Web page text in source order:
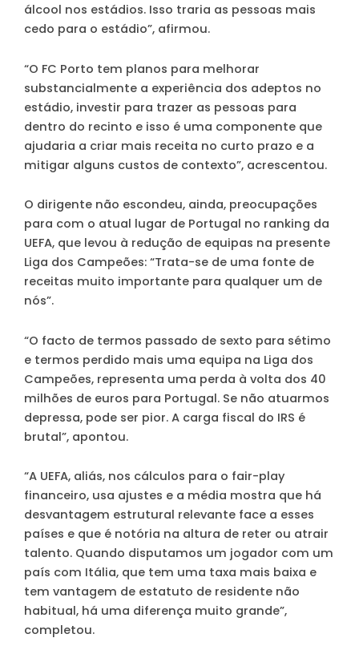
álcool nos estádios. Isso traria as pessoas mais
cedo para o estádio”, afirmou.
“O FC Porto tem planos para melhorar
substancialmente a experiência dos adeptos no
estádio, investir para trazer as pessoas para
dentro do recinto e isso é uma componente que
ajudaria a criar mais receita no curto prazo e a
mitigar alguns custos de contexto”, acrescentou.
O dirigente não escondeu, ainda, preocupações
para com o atual lugar de Portugal no ranking da
UEFA, que levou à redução de equipas na presente
Liga dos Campeões: “Trata-se de uma fonte de
receitas muito importante para qualquer um de
nós”.
“O facto de termos passado de sexto para sétimo
e termos perdido mais uma equipa na Liga dos
Campeões, representa uma perda à volta dos 40
milhões de euros para Portugal. Se não atuarmos
depressa, pode ser pior. A carga fiscal do IRS é
brutal”, apontou.
“A UEFA, aliás, nos cálculos para o fair-play
financeiro, usa ajustes e a média mostra que há
desvantagem estrutural relevante face a esses
países e que é notória na altura de reter ou atrair
talento. Quando disputamos um jogador com um
país com Itália, que tem uma taxa mais baixa e
tem vantagem de estatuto de residente não
habitual, há uma diferença muito grande”,
completou.